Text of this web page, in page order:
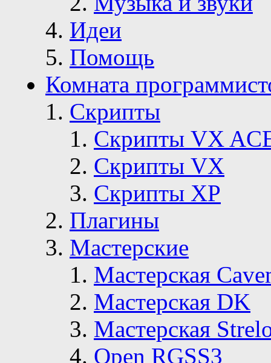
Идеи
Помощь
Комната
Скрипты
Скрипты VX
Скрипты VX
Скрипты ХР
Плагины
Мастерские
Мастерская
Мастерская DK
Мастерская
Open RGSS3